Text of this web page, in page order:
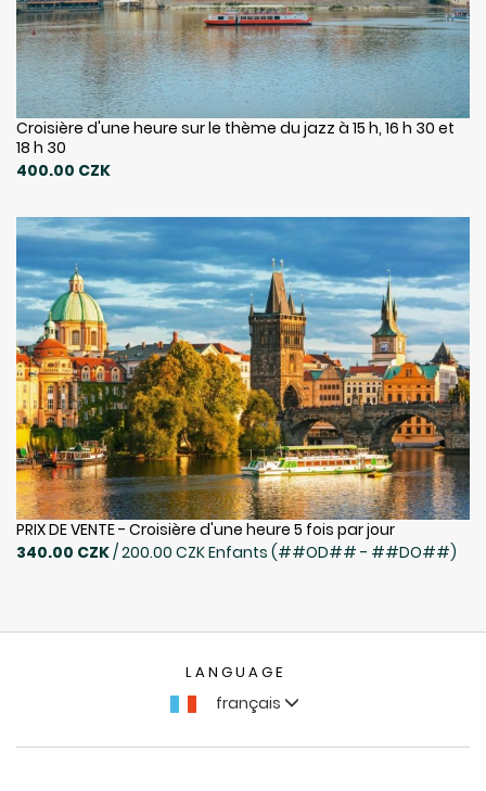
Croisière d'une heure sur le thème du jazz à 15 h, 16 h 30 et
18 h 30
400.00 CZK
PRIX DE VENTE - Croisière d'une heure 5 fois par jour
340.00 CZK/ 200.00 CZK Enfants (##OD## - ##DO##)
LANGUAGE
français